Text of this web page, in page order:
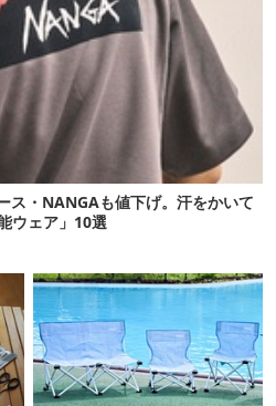
ス・NANGAも値下げ。汗をかいて
ウェア」10選